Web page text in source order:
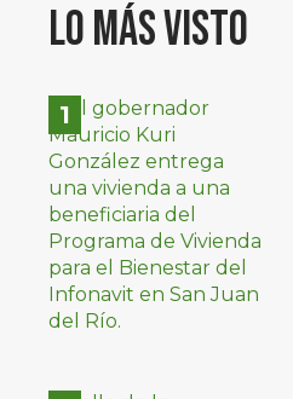
Lo más visto